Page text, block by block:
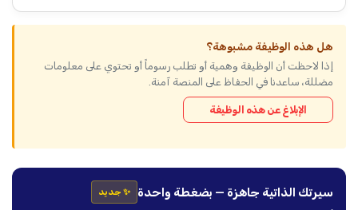
هل هذه الوظيفة مشبوهة؟
إذا لاحظت أن الوظيفة وهمية أو تطلب رسوماً أو تحتوي على معلومات
مضللة، ساعدنا في الحفاظ على المنصة آمنة.
الإبلاغ عن هذه الوظيفة
سيرتك الذاتية جاهزة — بضغطة واحدة ✨ جديد